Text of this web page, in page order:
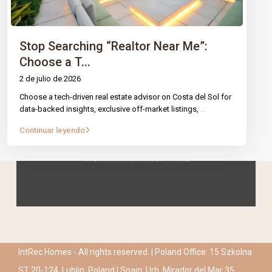
Stop Searching “Realtor Near Me”:
Choose a T...
2 de julio de 2026
Choose a tech-driven real estate advisor on Costa del Sol for
data-backed insights, exclusive off-market listings,
Continuar leyendo
IntRec Homes - All rights reserved. | Poland Office: 15 Szkolna